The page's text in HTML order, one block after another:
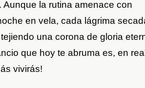
la rutina amenace con
en vela, cada lágrima
una corona de gloria
que hoy te abruma es, en
vivirás!